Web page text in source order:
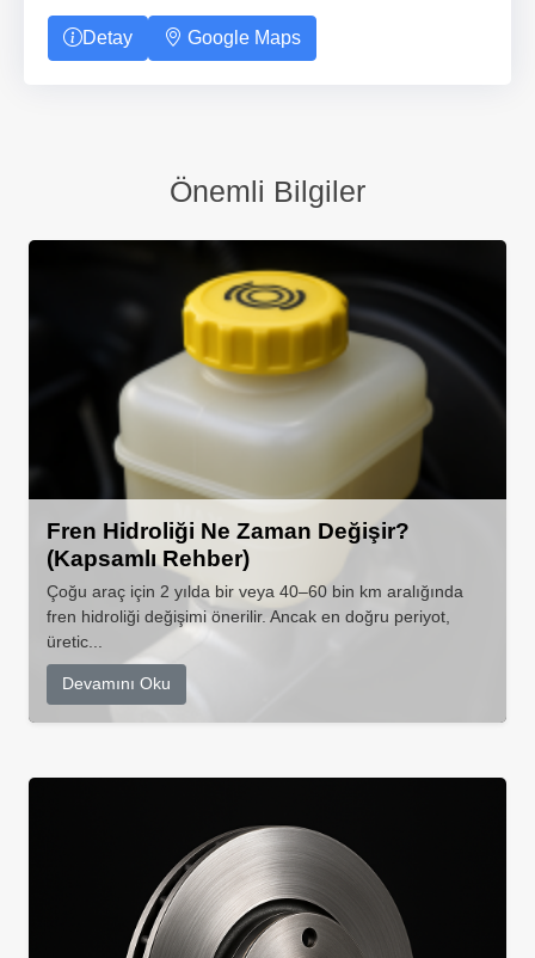
Detay Google Maps
Önemli Bilgiler
Fren Hidroliği Ne Zaman Değişir?
(Kapsamlı Rehber)
Çoğu araç için 2 yılda bir veya 40–60 bin km aralığında
fren hidroliği değişimi önerilir. Ancak en doğru periyot,
üretic...
Devamını Oku